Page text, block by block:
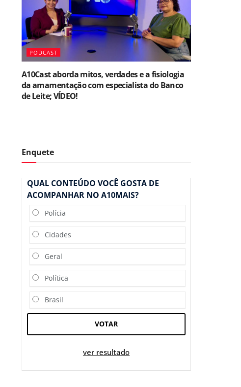
PODCAST
A10Cast aborda mitos, verdades e a fisiologia
da amamentação com especialista do Banco
de Leite; VÍDEO!
Enquete
QUAL CONTEÚDO VOCÊ GOSTA DE
ACOMPANHAR NO A10MAIS?
Polícia
Cidades
Geral
Política
Brasil
VOTAR
ver resultado